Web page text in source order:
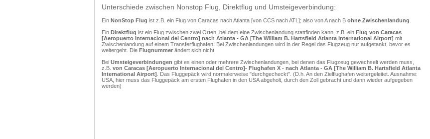
Unterschiede zwischen Nonstop Flug, Direktflug und Umsteigeverbindung:
Ein NonStop Flug ist z.B. ein Flug von Caracas nach Atlanta [von CCS nach ATL]; also von A nach B ohne Zwischenlandung
Ein Direktflug ist ein Flug zwischen zwei Orten, bei dem eine Zwischenlandung stattfinden kann, z.B. ein Flug von Caracas
[Aeropuerto Internacional del Centro] nach Atlanta - GA [The William B. Hartsfield Atlanta International Airport] mit
Zwischenlandung auf einem Transferflughafen. Bei Zwischenlandungen wird in der Regel das Flugzeug nur aufgetankt, bevor es
weitergeht. Die Flugnummer ändert sich nicht.
Bei Umsteigeverbindungen gibt es einen oder mehrere Zwischenlandungen, bei denen das Flugzeug gewechselt werden muss,
z.B. von Caracas [Aeropuerto Internacional del Centro]- Flughafen X - nach Atlanta - GA [The William B. Hartsfield Atlanta
International Airport] . Das Fluggepäck wird normalerweise "durchgecheckt". (D.h. An den Zielflughafen weitergeleitet. Ausnahme:
USA, hier muss das Fluggepäck am ersten Flughafen in den USA abgeholt, durch den Zoll gebracht und dann wieder aufgegeben
werden)